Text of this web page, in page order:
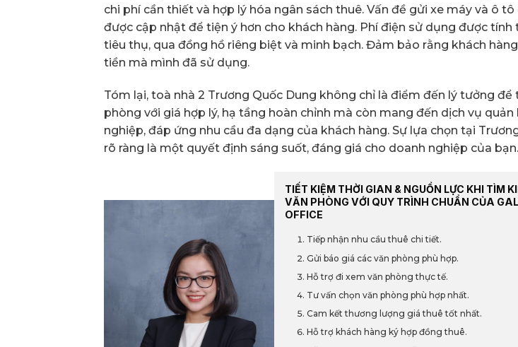
chi phí cần thiết và hợp lý hóa ngân sách thuê. Vấn đề gửi xe máy và ô
được cập nhật để tiện ý hơn cho khách hàng. Phí điện sử dụng được
tiêu thụ, qua đồng hồ riêng biệt và minh bạch. Đảm bảo rằng khách
tiền mà mình đã sử dụng.
Tóm lại, toà nhà 2 Trương Quốc Dung không chỉ là điểm đến lý tưởng để
phòng với giá hợp lý, hạ tầng hoàn chỉnh mà còn mang đến dịch vụ quản
nghiệp, đáp ứng nhu cầu đa dạng của khách hàng. Sự lựa chọn tại
rõ ràng là một quyết định sáng suốt, đáng giá cho doanh nghiệp của bạn.
TIẾT KIỆM THỜI GIAN & NGUỒN LỰC KHI TÌM
VĂN PHÒNG VỚI QUY TRÌNH CHUẨN CỦA
OFFICE
Tiếp nhận nhu cầu thuê chi tiết.
Gửi báo giá các văn phòng phù hợp.
Hỗ trợ đi xem văn phòng thực tế.
Tư vấn chọn văn phòng phù hợp nhất.
Cam kết thương lượng giá thuê tốt nhất.
Hỗ trợ khách hàng ký hợp đồng thuê.